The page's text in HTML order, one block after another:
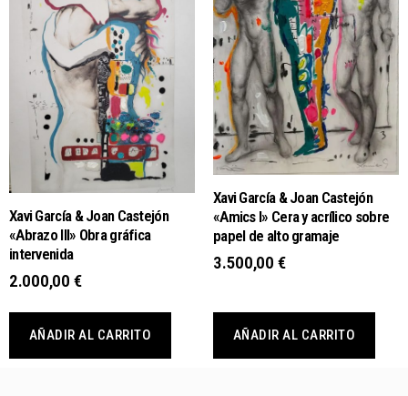
Xavi García & Joan Castejón
«Abrazo III» Obra gráfica
intervenida
2.000,00 €
AÑADIR AL CARRITO
Xavi García & Joan Castejón
«Amics I» Cera y acrílico sobre
papel de alto gramaje
3.500,00 €
AÑADIR AL CARRITO